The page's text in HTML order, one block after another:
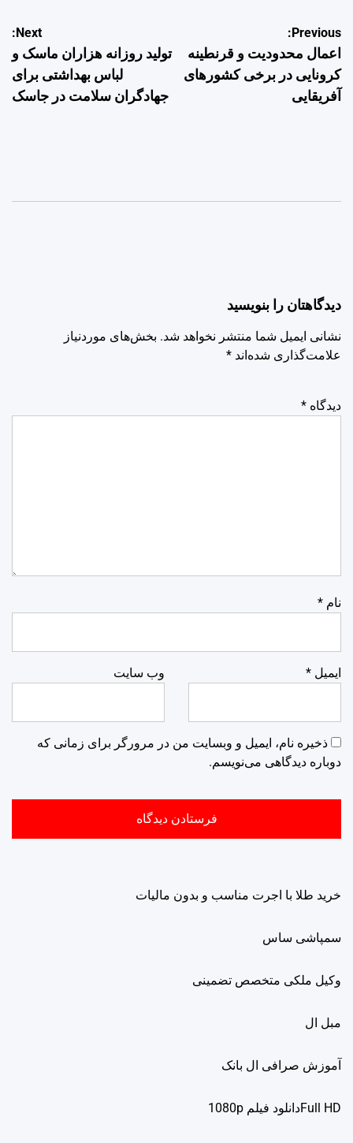
راهبری
نوشته
Previous:
اعمال محدودیت و قرنطینه
کرونایی در برخی کشورهای
آفریقایی
Next:
تولید روزانه هزاران ماسک و
لباس بهداشتی برای
جهادگران سلامت در جاسک
دیدگاهتان را بنویسید
نشانی ایمیل شما منتشر نخواهد شد. بخش‌های موردنیاز
علامت‌گذاری شده‌اند *
دیدگاه *
نام *
ایمیل * وب‌ سایت
ذخیره نام، ایمیل و وبسایت من در مرورگر برای زمانی که
دوباره دیدگاهی می‌نویسم.
خرید طلا با اجرت مناسب و بدون مالیات
سمپاشی ساس
وکیل ملکی متخصص تضمینی
مبل ال
آموزش صرافی ال بانک
Full HDدانلود فيلم 1080p